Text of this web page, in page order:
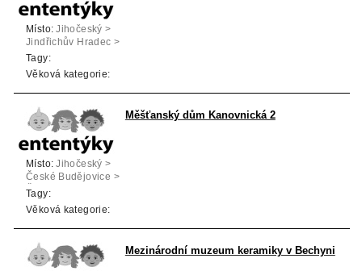
Místo: Jihočeský >
Jindřichův Hradec >
Slavonice
Tagy:
Věková kategorie:
Měšťanský dům Kanovnická 2
Místo: Jihočeský >
České Budějovice >
České Budějovice
Tagy:
Věková kategorie:
Mezinárodní muzeum keramiky v Bechyni